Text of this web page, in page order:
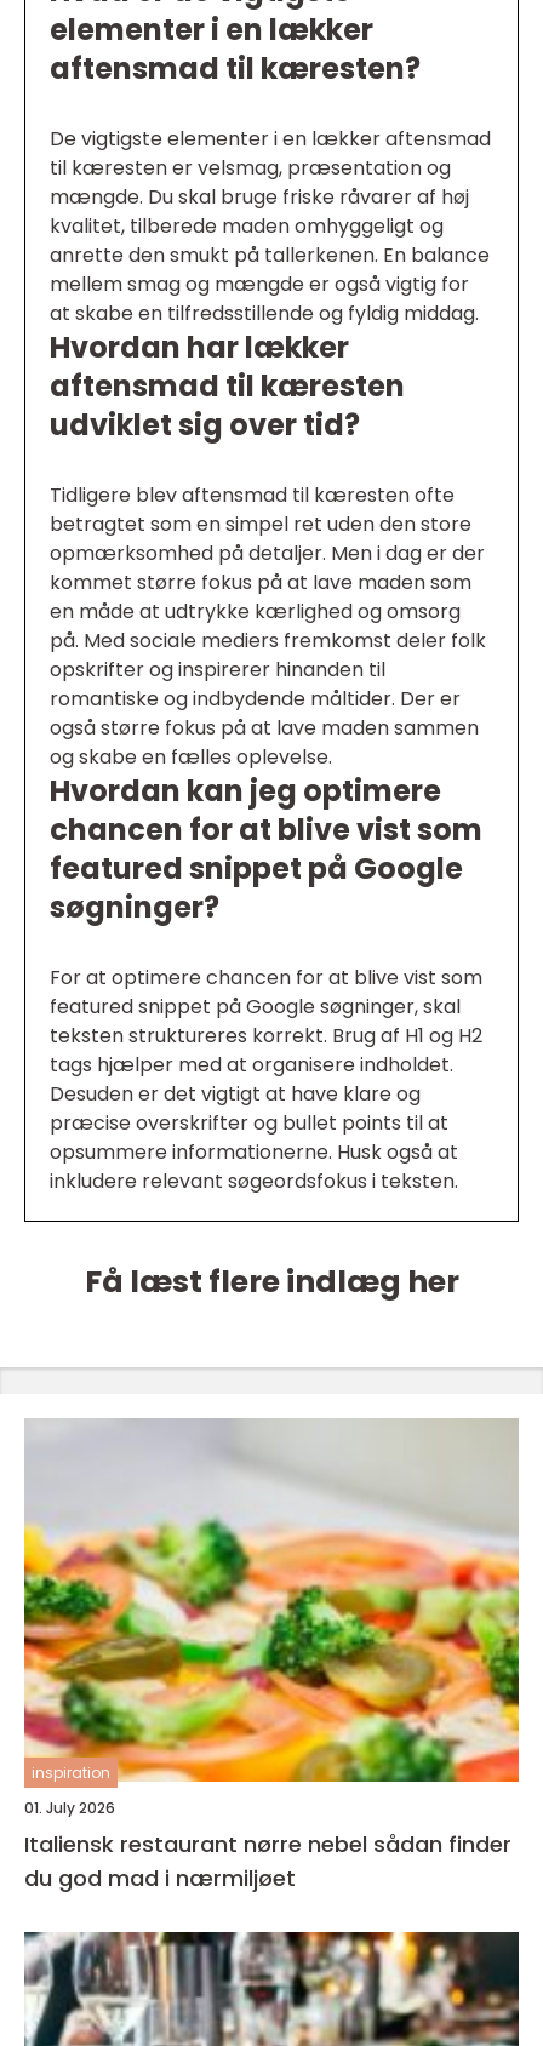
elementer i en lækker
aftensmad til kæresten?
De vigtigste elementer i en lækker aftensmad
til kæresten er velsmag, præsentation og
mængde. Du skal bruge friske råvarer af høj
kvalitet, tilberede maden omhyggeligt og
anrette den smukt på tallerkenen. En balance
mellem smag og mængde er også vigtig for
at skabe en tilfredsstillende og fyldig middag.
Hvordan har lækker
aftensmad til kæresten
udviklet sig over tid?
Tidligere blev aftensmad til kæresten ofte
betragtet som en simpel ret uden den store
opmærksomhed på detaljer. Men i dag er der
kommet større fokus på at lave maden som
en måde at udtrykke kærlighed og omsorg
på. Med sociale mediers fremkomst deler folk
opskrifter og inspirerer hinanden til
romantiske og indbydende måltider. Der er
også større fokus på at lave maden sammen
og skabe en fælles oplevelse.
Hvordan kan jeg optimere
chancen for at blive vist som
featured snippet på Google
søgninger?
For at optimere chancen for at blive vist som
featured snippet på Google søgninger, skal
teksten struktureres korrekt. Brug af H1 og H2
tags hjælper med at organisere indholdet.
Desuden er det vigtigt at have klare og
præcise overskrifter og bullet points til at
opsummere informationerne. Husk også at
inkludere relevant søgeordsfokus i teksten.
Få læst flere indlæg her
inspiration
01. July 2026
Italiensk restaurant nørre nebel sådan finder
du god mad i nærmiljøet